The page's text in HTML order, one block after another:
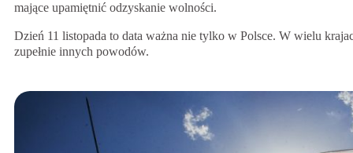
mające upamiętnić odzyskanie wolności.
Dzień 11 listopada to data ważna nie tylko w Polsce. W wielu
zupełnie innych powodów.